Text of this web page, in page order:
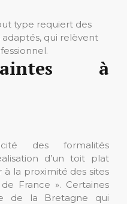
type requiert des
qui relèvent
à
des formalités
d’un toit plat
la proximité des sites
France ». Certaines
de la Bretagne qui